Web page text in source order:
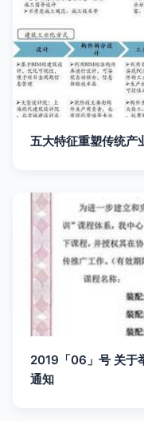
五大特征重塑传统产
2019「06」号 关于
通知